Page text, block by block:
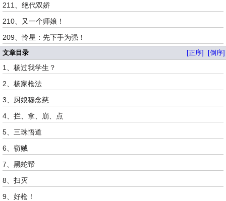
211、绝代双娇
210、又一个师娘！
209、怜星：先下手为强！
文章目录 [正序] [倒序]
1、杨过我学生？
2、杨家枪法
3、厨娘穆念慈
4、拦、拿、崩、点
5、三珠悟道
6、窃贼
7、黑蛇帮
8、扫灭
9、好枪！